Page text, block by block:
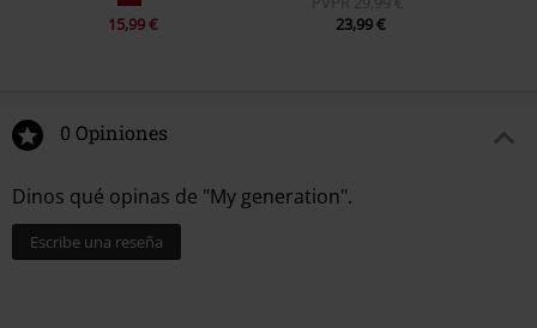
A Legal Matter (Mono Version)
15,99 €
23,99 €
0 Opiniones
Dinos qué opinas de "My generation".
Escribe una reseña